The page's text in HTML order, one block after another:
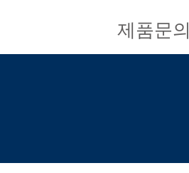
제품문